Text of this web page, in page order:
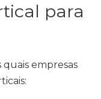
para
quais empresas